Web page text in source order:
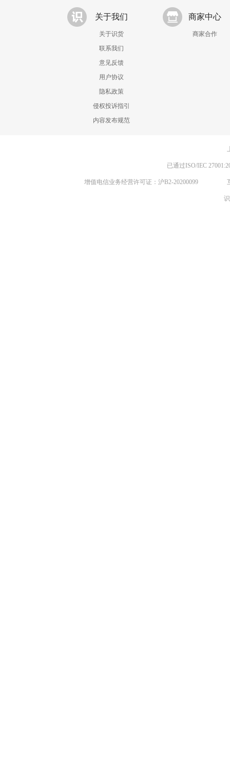
关于我们
关于识货
联系我们
意见反馈
用户协议
隐私政策
侵权投诉指引
内容发布规范
商家中心
商家合作
已通过ISO/IEC
增值电信业务经营许可证：沪B2-20200099